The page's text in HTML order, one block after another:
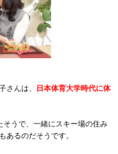
さんは、
日本体育大学時代に体
うで、一緒にスキー場の住み
あるのだそうです。